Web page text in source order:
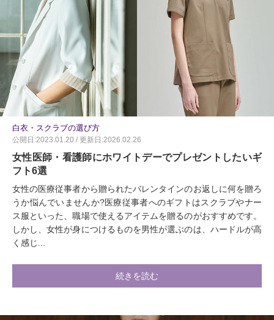
白衣・スクラブの選び方
公開日:2023.01.20 / 更新日:2026.02.26
女性医師・看護師にホワイトデーでプレゼントしたいギ
フト6選
女性の医療従事者から贈られたバレンタインのお返しに何を贈ろ
うか悩んでいませんか?医療従事者へのギフトはスクラブやナー
ス服といった、職場で使えるアイテムを贈るのがおすすめです。
しかし、女性が身につけるものを男性が選ぶのは、ハードルが高
く感じ...
続きを読む